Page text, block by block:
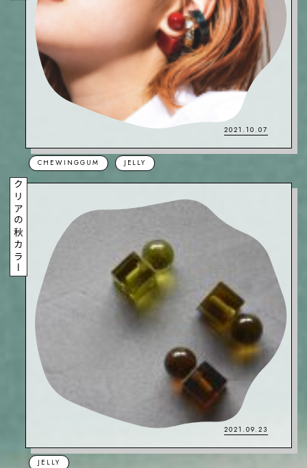
2021.10.07
CHEWINGGUM JELLY
2021.09.23
クリアの秋カラー
JELLY